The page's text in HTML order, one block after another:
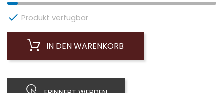
 Produkt verfügbar
IN DEN WARENKORB